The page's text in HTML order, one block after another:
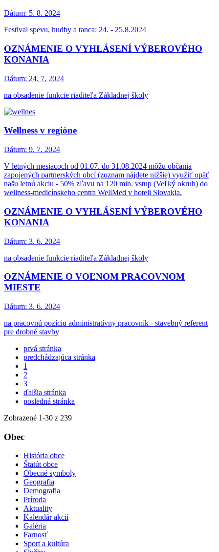
Dátum: 5. 8. 2024
Festival spevu, hudby a tanca: 24. - 25.8.2024
OZNÁMENIE O VYHLÁSENÍ VÝBEROVÉHO
KONANIA
Dátum: 24. 7. 2024
na obsadenie funkcie riaditeľa Základnej školy
Wellness v regióne
Dátum: 9. 7. 2024
V letných mesiacoch od 01.07. do 31.08.2024 môžu občania
zapojených partnerských obcí (zoznam nájdete nižšie) využiť opäť
našu letnú akciu - 50% zľavu na 120 min. vstup (Veľký okruh) do
wellness-medicínskeho centra WellMed v hoteli Slovakia.
OZNÁMENIE O VYHLÁSENÍ VÝBEROVÉHO
KONANIA
Dátum: 3. 6. 2024
na obsadenie funkcie riaditeľa Základnej školy
OZNÁMENIE O VOĽNOM PRACOVNOM
MIESTE
Dátum: 3. 6. 2024
na pracovnú pozíciu administratívny pracovník - stavebný referent
pre drobné stavby
prvá stránka
predchádzajúca stránka
1
2
3
ďalšia stránka
posledná stránka
Zobrazené 1-30 z 239
Obec
História obce
Štatút obce
Obecné symboly
Geografia
Demografia
Príroda
Aktuality
Kalendár akcií
Galéria
Farnosť
Sport a kultúra